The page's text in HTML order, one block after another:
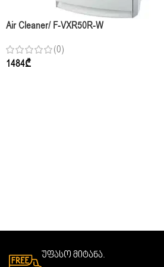
Air Cleaner/ F-VXR50R-W
(0)
1484₾
უფასო მიტანა.